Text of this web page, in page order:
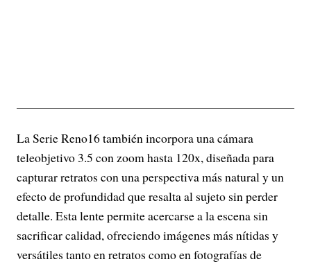
La Serie Reno16 también incorpora una cámara
teleobjetivo 3.5 con zoom hasta 120x, diseñada para
capturar retratos con una perspectiva más natural y un
efecto de profundidad que resalta al sujeto sin perder
detalle. Esta lente permite acercarse a la escena sin
sacrificar calidad, ofreciendo imágenes más nítidas y
versátiles tanto en retratos como en fotografías de